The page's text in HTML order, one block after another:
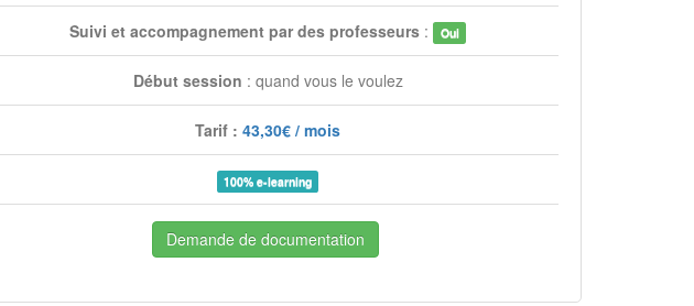
Suivi et accompagnement par des professeurs : Oui
Début session : quand vous le voulez
Tarif : 43,30€ / mois
100% e-learning
Demande de documentation